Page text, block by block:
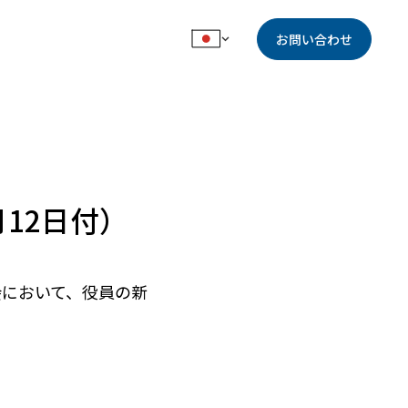
お問い合わせ
日付）
おいて、役員の新